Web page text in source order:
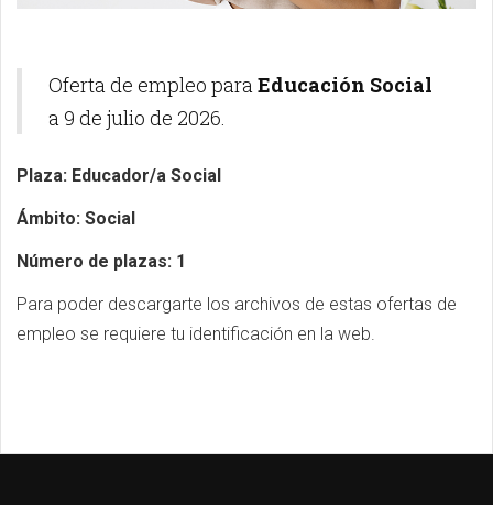
Oferta de empleo paraEducación Social
a 9 de julio de 2026.
Plaza: Educador/a Social
Ámbito: Social
Número de plazas: 1
Para poder descargarte los archivos de estas ofertas de
empleo se requiere tu identificación en la web.